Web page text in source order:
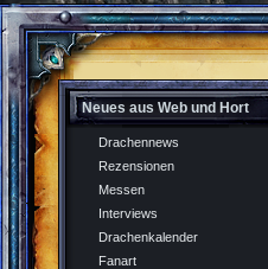
Neues aus Web und Hort
Drachennews
Rezensionen
Messen
Interviews
Drachenkalender
Fanart